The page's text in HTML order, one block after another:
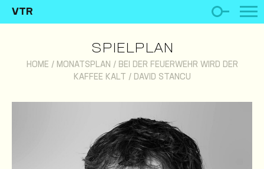
VTR
SPIELPLAN
HOME / MONATSPLAN / BEI DER FEUERWEHR WIRD DER
KAFFEE KALT
/ DAVID STANCU